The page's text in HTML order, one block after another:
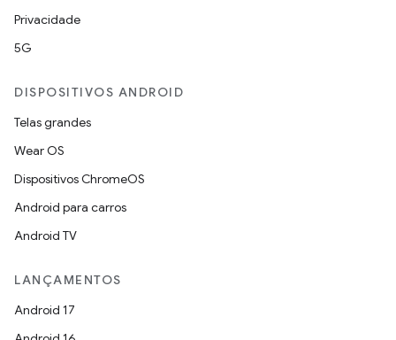
Privacidade
5G
DISPOSITIVOS ANDROID
Telas grandes
Wear OS
Dispositivos ChromeOS
Android para carros
Android TV
LANÇAMENTOS
Android 17